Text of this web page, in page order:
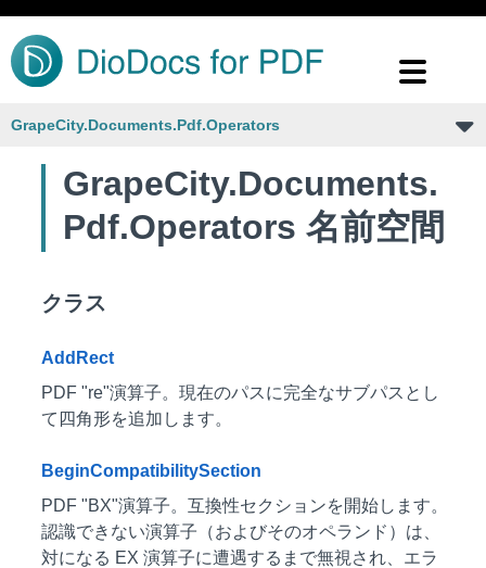
GrapeCity.Documents.Pdf.Operators
GrapeCity.Documents.
Pdf.Operators 名前空間
クラス
AddRect
PDF "re"演算子。現在のパスに完全なサブパスとし
て四角形を追加します。
BeginCompatibilitySection
PDF "BX"演算子。互換性セクションを開始します。
認識できない演算子（およびそのオペランド）は、
対になる EX 演算子に遭遇するまで無視され、エラ